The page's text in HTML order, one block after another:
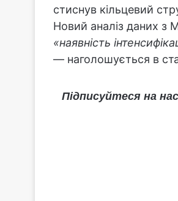
стиснув кільцевий
Новий аналіз даних з
«наявність
— наголошується в
Підписуйтеся на